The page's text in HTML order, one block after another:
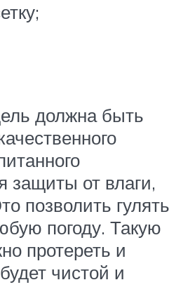
должна быть
защиты от влаги,
позволить гулять
погоду. Такую
протереть и
чистой и